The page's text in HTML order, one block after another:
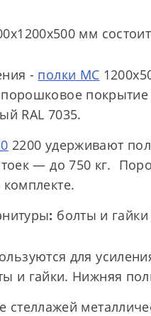
мм
- полки МС
покрытие
RAL 7035.
2200 удерживают
— до 750 кг.
: болты и
для
и гайки. Нижняя
стеллажей